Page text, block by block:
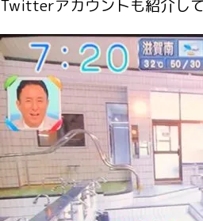
Twitterアカウントも紹介して